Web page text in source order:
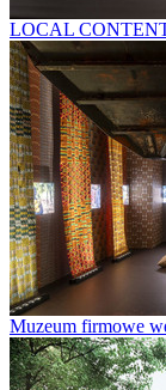
LOCAL CONTENT
Muzeum firmowe